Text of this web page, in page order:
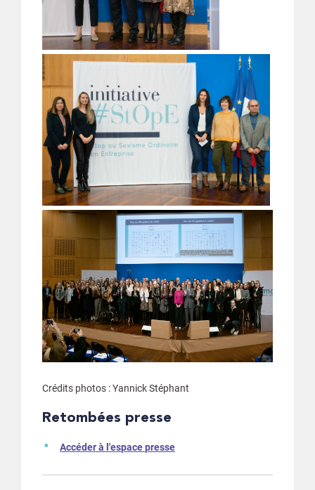
Crédits photos : Yannick Stéphant
Retombées presse
Accéder à l'espace presse